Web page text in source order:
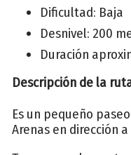
Dificultad: Baja
Desnivel: 200
Duración
Descripción de la
Es un pequeño
Arenas en dirección a